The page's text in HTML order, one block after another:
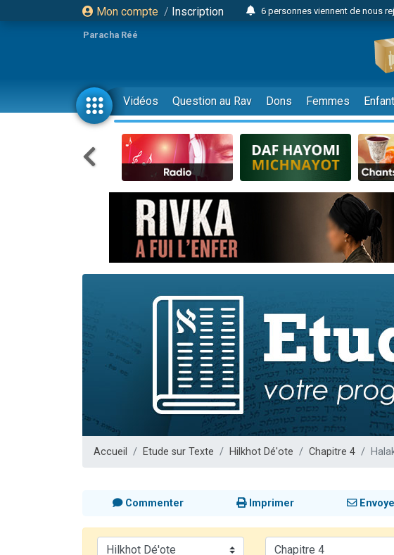
Mon compte / Inscription
6 personnes viennent de nous
2 personnes viennent de
17 personnes viennent de
4 personnes viennent de nous
Il reste 49 places pour
23 personnes viennent de
Eva vient de donner son Maasser
4 personnes viennent de nous
3 personnes viennent de nous
3 personnes viennent de
Odaya vient de donner son
13 personnes viennent de
Il reste 49 places pour
12 nouvelles musiques
3 personnes viennent de nous
2 personnes viennent de nous
2 personnes viennent de nous
Paracha Réé
Vidéos Question au Rav Dons Femmes
Accueil Etude sur Texte Hilkhot Dé'ote Chapitre 4
Commenter Imprimer